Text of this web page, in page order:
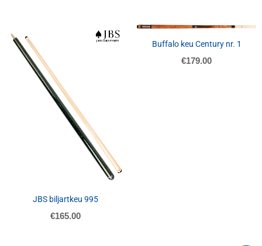
JBS biljartkeu 995
€165.00
Buffalo keu Century nr. 1
€179.00